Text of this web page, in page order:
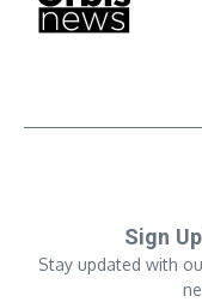
Sign
Stay updated with